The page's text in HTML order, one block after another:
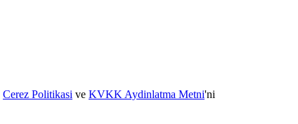
Cerez Politikasi ve KVKK Aydinlatma Metni'ni